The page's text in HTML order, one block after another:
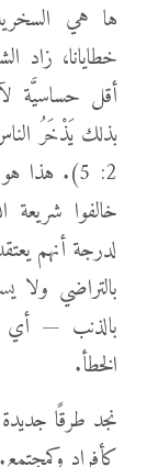
ها هي
خطايانا، زاد
أقل حساسيَّة
بذلك يَذْخَرُ
2: 5). هذا
خالفوا
لدرجة أنهم
بالتراضي
بالذنب — أي
الخطأ.
نجد طرقًا